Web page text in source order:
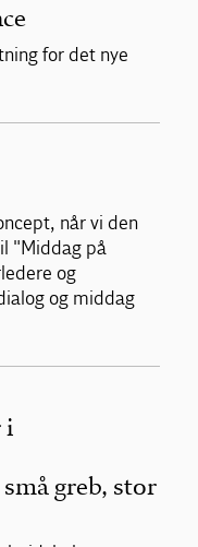
for det nye
når vi den
"Middag på
og
og middag
i
greb, stor